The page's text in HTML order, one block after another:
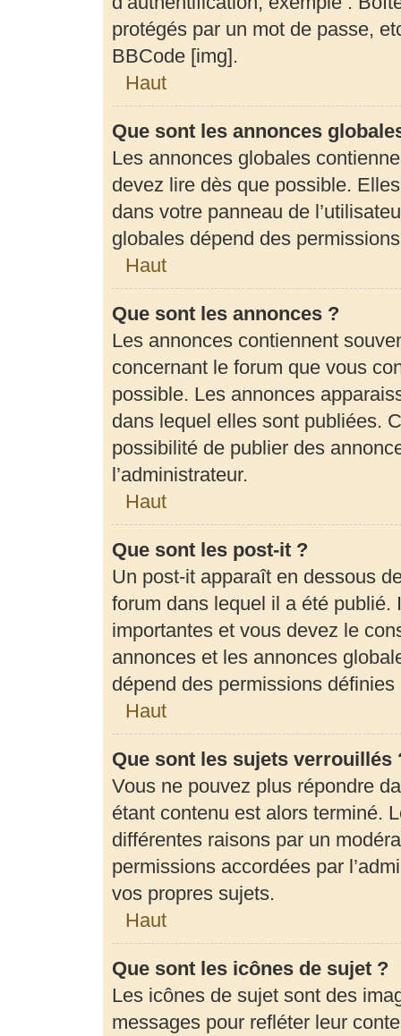
protégés par un mot de passe,
BBCode [img].
Haut
Que sont les annonces
Les annonces globales
devez lire dès que possible.
dans votre panneau de
globales dépend des
Haut
Que sont les annonces ?
Les annonces contiennent
concernant le forum que vous
possible. Les annonces
dans lequel elles sont publiées.
possibilité de publier des
l’administrateur.
Haut
Que sont les post-it ?
Un post-it apparaît en dessous
forum dans lequel il a été
importantes et vous devez le
annonces et les annonces
dépend des permissions définies
Haut
Que sont les sujets verrouillés
Vous ne pouvez plus répondre
étant contenu est alors terminé.
différentes raisons par un
permissions accordées par
vos propres sujets.
Haut
Que sont les icônes de sujet ?
Les icônes de sujet sont des
messages pour refléter leur